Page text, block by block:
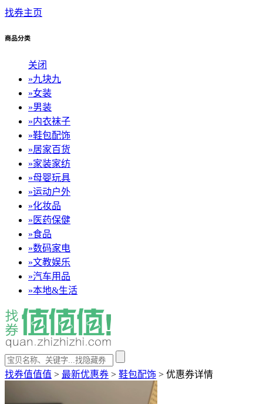
找券主页
商品分类
关闭
»九块九
»女装
»男装
»内衣袜子
»鞋包配饰
»居家百货
»家装家纺
»母婴玩具
»运动户外
»化妆品
» 医药保健
»食品
»数码家电
»文教娱乐
»汽车用品
»本地&生活
找券值值值 > 最新优惠券 > 鞋包配饰 > 优惠券详情